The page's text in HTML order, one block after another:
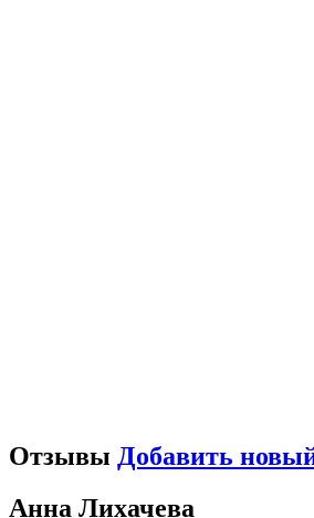
Отзывы Добавить
Анна Лихачева